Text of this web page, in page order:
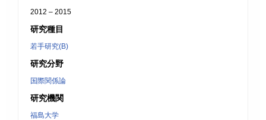
2012 – 2015
研究種目
若手研究(B)
研究分野
国際関係論
研究機関
福島大学